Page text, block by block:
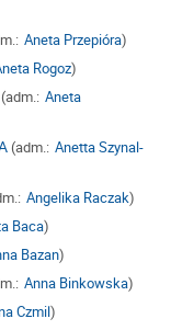
Aneta Przepióra)
Rogoz)
(adm.: Aneta
(adm.: Anetta Szynal-
Angelika Raczak)
Baca)
Bazan)
Anna Binkowska)
Czmil)